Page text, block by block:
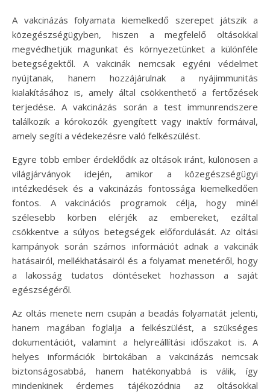
A vakcinázás folyamata kiemelkedő szerepet játszik a
közegészségügyben, hiszen a megfelelő oltásokkal
megvédhetjük magunkat és környezetünket a különféle
betegségektől. A vakcinák nemcsak egyéni védelmet
nyújtanak, hanem hozzájárulnak a nyájimmunitás
kialakításához is, amely által csökkenthető a fertőzések
terjedése. A vakcinázás során a test immunrendszere
találkozik a kórokozók gyengített vagy inaktív formáival,
amely segíti a védekezésre való felkészülést.
Egyre több ember érdeklődik az oltások iránt, különösen a
világjárványok idején, amikor a közegészségügyi
intézkedések és a vakcinázás fontossága kiemelkedően
fontos. A vakcinációs programok célja, hogy minél
szélesebb körben elérjék az embereket, ezáltal
csökkentve a súlyos betegségek előfordulását. Az oltási
kampányok során számos információt adnak a vakcinák
hatásairól, mellékhatásairól és a folyamat menetéről, hogy
a lakosság tudatos döntéseket hozhasson a saját
egészségéről.
Az oltás menete nem csupán a beadás folyamatát jelenti,
hanem magában foglalja a felkészülést, a szükséges
dokumentációt, valamint a helyreállítási időszakot is. A
helyes információk birtokában a vakcinázás nemcsak
biztonságosabbá, hanem hatékonyabbá is válik, így
mindenkinek érdemes tájékozódnia az oltásokkal